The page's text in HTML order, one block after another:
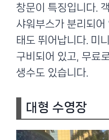
창문이 특징입니다.
샤워부스가 분리되
태도 뛰어납니다. 미
구비되어 있고, 무료
생수도 있습니다.
대형 수영장